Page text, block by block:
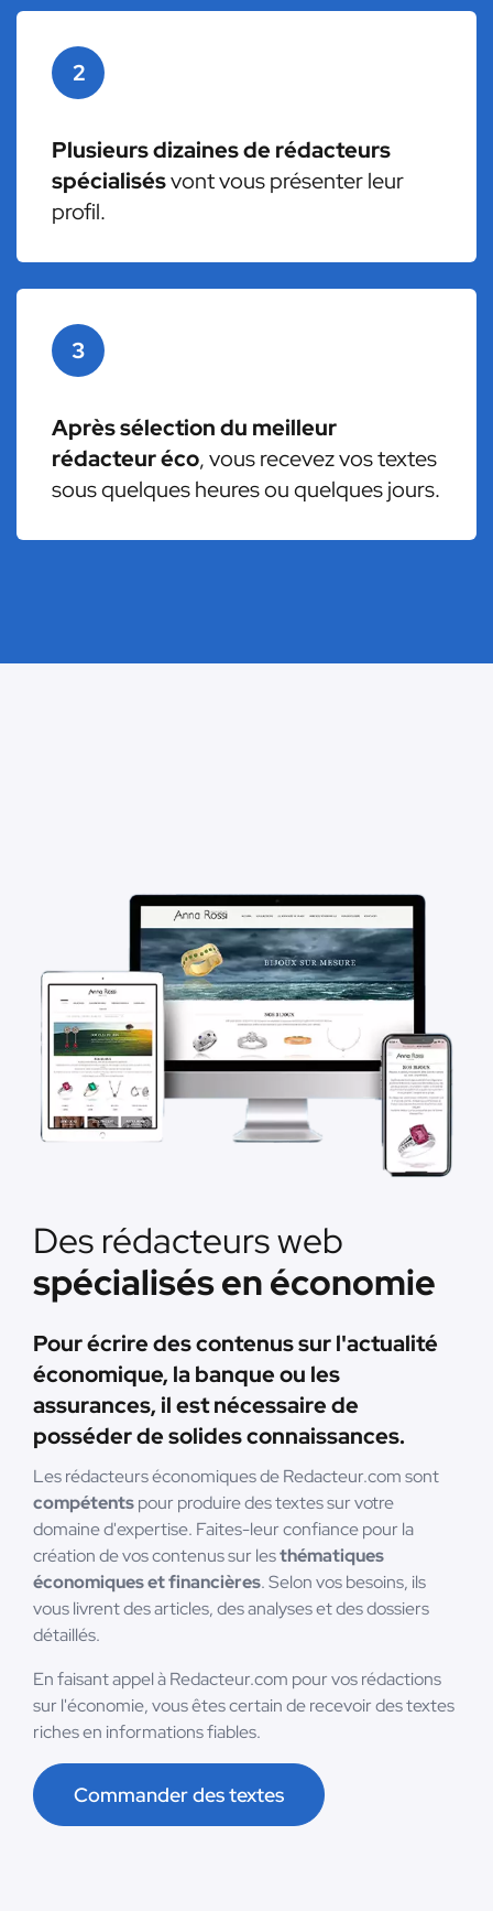
2
Plusieurs dizaines de rédacteurs
spécialisésvont vous présenter leur
profil.
3
Après sélection du meilleur
rédacteur éco, vous recevez vos textes
sous quelques heures ou quelques jours.
Des rédacteurs web
spécialisés en économie
Pour écrire des contenus sur l'actualité
économique, la banque ou les
assurances, il est nécessaire de
posséder de solides connaissances.
Les rédacteurs économiques de Redacteur.com sont
compétentspour produire des textes sur votre
domaine d'expertise. Faites-leur confiance pour la
création de vos contenus sur lesthématiques
économiques et financières. Selon vos besoins, ils
vous livrent des articles, des analyses et des dossiers
détaillés.
En faisant appel à Redacteur.com pour vos rédactions
sur l'économie, vous êtes certain de recevoir des textes
riches en informations fiables.
Commander des textes